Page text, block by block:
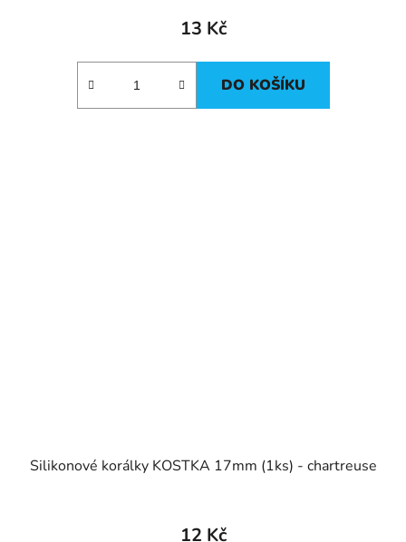
13 Kč
DO KOŠÍKU
Silikonové korálky KOSTKA 17mm (1ks) - chartreuse
12 Kč